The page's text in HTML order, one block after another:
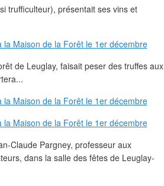
trufficulteur), présentait ses vins et
de Leuglay, faisait peser des truffes aux
Claude Pargney, professeur aux
dans la salle des fêtes de Leuglay-